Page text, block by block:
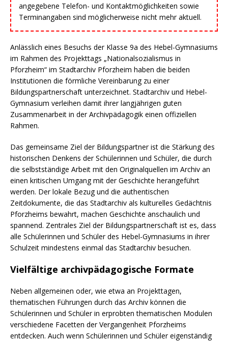
angegebene Telefon- und Kontaktmöglichkeiten sowie
Terminangaben sind möglicherweise nicht mehr aktuell.
Anlässlich eines Besuchs der Klasse 9a des Hebel-Gymnasiums
im Rahmen des Projekttags „Nationalsozialismus in
Pforzheim“ im Stadtarchiv Pforzheim haben die beiden
Institutionen die förmliche Vereinbarung zu einer
Bildungspartnerschaft unterzeichnet. Stadtarchiv und Hebel-
Gymnasium verleihen damit ihrer langjährigen guten
Zusammenarbeit in der Archivpädagogik einen offiziellen
Rahmen.
Das gemeinsame Ziel der Bildungspartner ist die Stärkung des
historischen Denkens der Schülerinnen und Schüler, die durch
die selbstständige Arbeit mit den Originalquellen im Archiv an
einen kritischen Umgang mit der Geschichte herangeführt
werden. Der lokale Bezug und die authentischen
Zeitdokumente, die das Stadtarchiv als kulturelles Gedächtnis
Pforzheims bewahrt, machen Geschichte anschaulich und
spannend. Zentrales Ziel der Bildungspartnerschaft ist es, dass
alle Schülerinnen und Schüler des Hebel-Gymnasiums in ihrer
Schulzeit mindestens einmal das Stadtarchiv besuchen.
Vielfältige archivpädagogische Formate
Neben allgemeinen oder, wie etwa an Projekttagen,
thematischen Führungen durch das Archiv können die
Schülerinnen und Schüler in erprobten thematischen Modulen
verschiedene Facetten der Vergangenheit Pforzheims
entdecken. Auch wenn Schülerinnen und Schüler eigenständig